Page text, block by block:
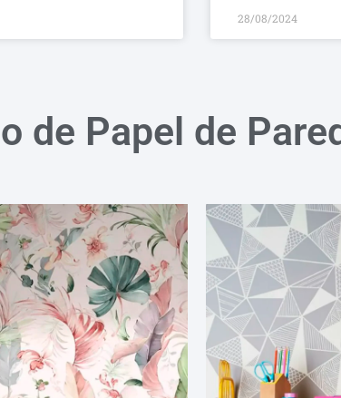
28/08/2024
de Papel de